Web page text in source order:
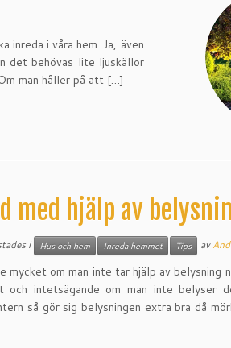
inreda i våra hem. Ja, även
det behövas lite ljuskällor
man håller på att […]
med hjälp av
i Hus och hem Inreda hemmet Tips av
mycket om man inte tar hjälp av belysning
och intetsägande om man inte belyser
så gör sig belysningen extra bra då